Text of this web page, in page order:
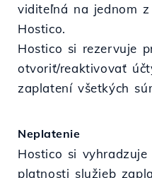
viditeľná na jednom
Hostico.
Hostico si rezervuje
otvoriť/reaktivovať
zaplatení všetkých
Neplatenie
Hostico si
platnosti služieb